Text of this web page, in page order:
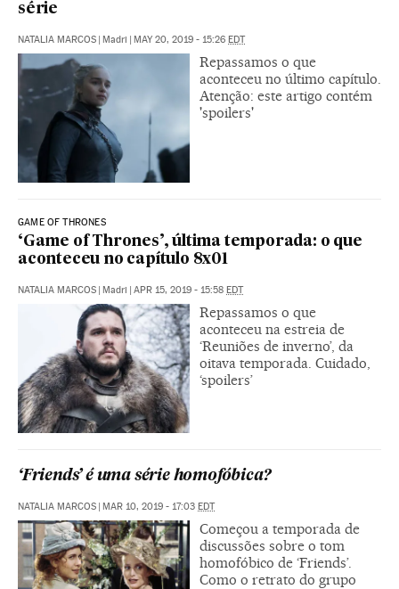
série
NATALIA MARCOS | Madri | MAY 20, 2019 - 15:26 EDT
Repassamos o que
aconteceu no último capítulo.
Atenção: este artigo contém
'spoilers'
GAME OF THRONES
‘Game of Thrones’, última temporada: o que
aconteceu no capítulo 8x01
NATALIA MARCOS | Madri | APR 15, 2019 - 15:58 EDT
Repassamos o que
aconteceu na estreia de
‘Reuniões de inverno’, da
oitava temporada. Cuidado,
‘spoilers’
‘Friends’ é uma série homofóbica?
NATALIA MARCOS | MAR 10, 2019 - 17:03 EDT
Começou a temporada de
discussões sobre o tom
homofóbico de ‘Friends’.
Como o retrato do grupo